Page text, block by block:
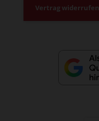
Vertrag widerrufen